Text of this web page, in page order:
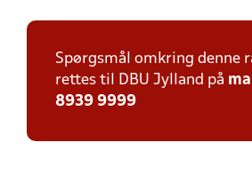
Spørgsmål omkring denne
rettes til DBU Jylland på
8939 9999